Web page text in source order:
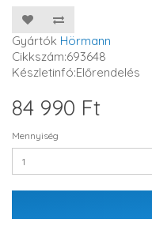
Gyártók Hörmann
Cikkszám:693648
Készletinfó:Előrendelés
84 990 Ft
Mennyiség